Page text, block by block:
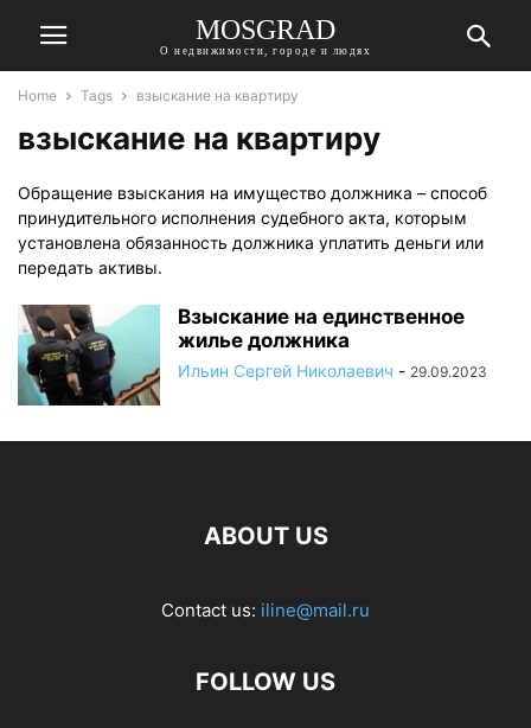
MOSGRAD
О недвижимости, городе и людях
Home Tags взыскание на квартиру
взыскание на квартиру
Обращение взыскания на имущество должника – способ
принудительного исполнения судебного акта, которым
установлена обязанность должника уплатить деньги или
передать активы.
Взыскание на единственное
жилье должника
Ильин Сергей Николаевич - 29.09.2023
ABOUT US
Contact us: iline@mail.ru
FOLLOW US